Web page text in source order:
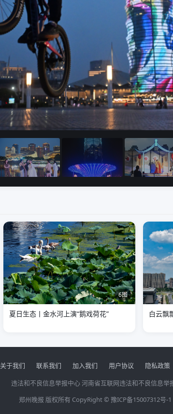
6图
夏日生态丨金水河上演“鹅戏荷花” 白云飘
关于我们 联系我们 加入我们 用户协议 隐私政策
违法和不良信息举报中心河南省互联网违法和不良信息举
郑州晚报 版权所有 CopyRight © 豫ICP备15007312号-1